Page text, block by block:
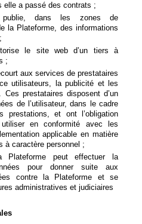
elle a passé des contrats ;
publie, dans les zones de
la Plateforme, des informations
le site web d’un tiers à
;
aux services de prestataires
utilisateurs, la publicité et les
prestataires disposent d’un
de l’utilisateur, dans le cadre
prestations, et ont l’obligation
en conformité avec les
applicable en matière
à caractère personnel ;
peut effectuer la
pour donner suite aux
contre la Plateforme et se
administratives et judiciaires